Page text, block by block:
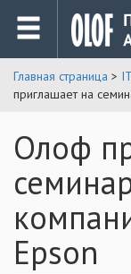
Главная страница >
приглашает на
Олоф
Epson